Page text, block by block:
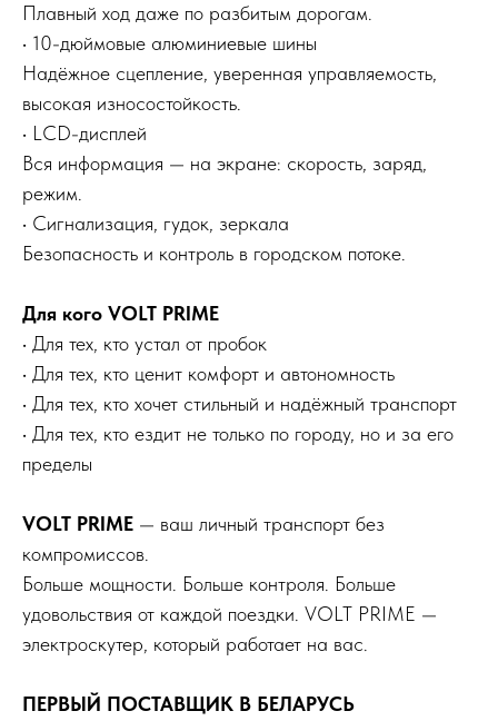
Плавный ход даже по разбитым дорогам.
• 10-дюймовые алюминиевые шины
Надёжное сцепление, уверенная управляемость,
высокая износостойкость.
• LCD-дисплей
Вся информация — на экране: скорость, заряд,
режим.
• Сигнализация, гудок, зеркала
Безопасность и контроль в городском потоке.
Для кого VOLT PRIME
• Для тех, кто устал от пробок
• Для тех, кто ценит комфорт и автономность
• Для тех, кто хочет стильный и надёжный транспорт
• Для тех, кто ездит не только по городу, но и за его
пределы
VOLT PRIME — ваш личный транспорт без
компромиссов.
Больше мощности. Больше контроля. Больше
удовольствия от каждой поездки. VOLT PRIME —
электроскутер, который работает на вас.
ПЕРВЫЙ ПОСТАВЩИК В БЕЛАРУСЬ